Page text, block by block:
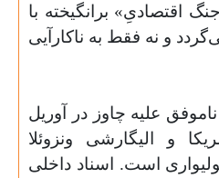
اقتصادیِ» برانگیخته با
و نه فقط به ناکارآیی
علیه چاوز در آوریل
آمریکا و الیگارشی ونزوئلا
است. اسناد داخلی